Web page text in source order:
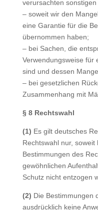
verursachten sonstigen
– soweit wir den
eine Garantie für die
übernommen haben;
– bei Sachen, die
Verwendungsweise für
sind und dessen
– bei gesetzlichen
Zusammenhang mit
§ 8 Rechtswahl
(1) Es gilt deutsches
Rechtswahl nur,
Bestimmungen des
gewöhnlichen
Schutz nicht entzogen
(2) Die Bestimmungen
ausdrücklich keine